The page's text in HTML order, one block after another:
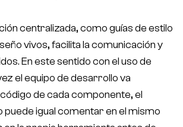
centralizada, como guías de estilo
vivos, facilita la comunicación y
En este sentido con el uso de
el equipo de desarrollo va
de cada componente, el
puede igual comentar en el mismo